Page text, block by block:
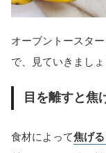
オーブントースター
で、見ていきましょ
目を離すと焦
食材によって焦げ